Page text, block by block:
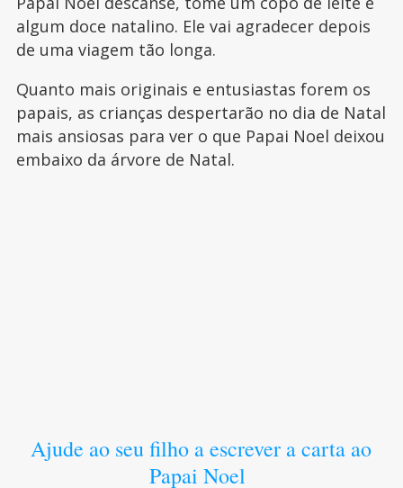
algum doce natalino. Ele vai agradecer depois
de uma viagem tão longa.
Quanto mais originais e entusiastas forem os
papais, as crianças despertarão no dia de Natal
mais ansiosas para ver o que Papai Noel deixou
embaixo da árvore de Natal.
Ajude ao seu filho a escrever a carta ao
Papai Noel